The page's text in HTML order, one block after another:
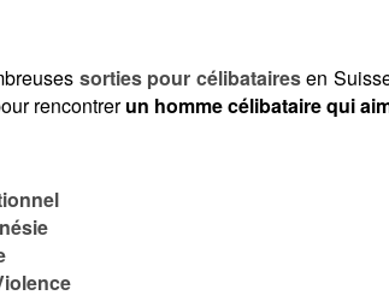
sorties pour célibatairesen
rencontrerun homme célibataire qui